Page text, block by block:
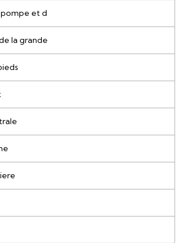
et d
la grande